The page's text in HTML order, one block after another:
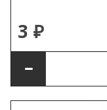
3 ₽